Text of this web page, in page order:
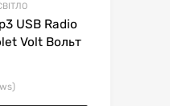
USB Radio
Volt Вольт